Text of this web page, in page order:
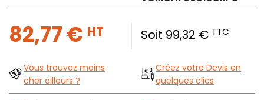
82,77 € HT Soit 99,32 € TTC
Vous trouvez moins
cher ailleurs ?
Créez votre Devis en
quelques clics